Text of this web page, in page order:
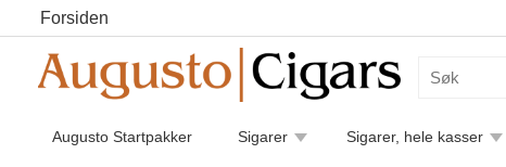
Forsiden
Augusto Startpakker Sigarer Sigarer, hele kasser